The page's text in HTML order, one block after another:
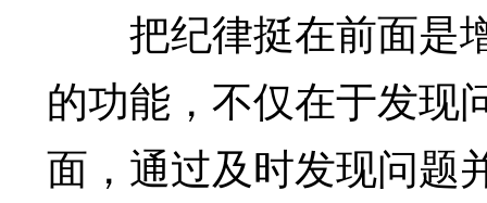
把纪律挺在前面是
的功能，不仅在于发现
面，通过及时发现问题